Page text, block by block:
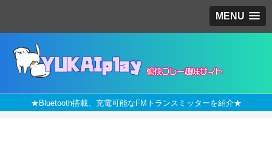
MENU
★Bluetooth搭載、充電可能なFMトランスミッターを紹介★